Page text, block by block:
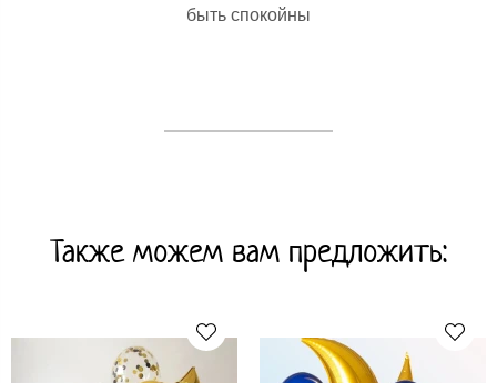
быть спокойны
Также можем вам предложить: